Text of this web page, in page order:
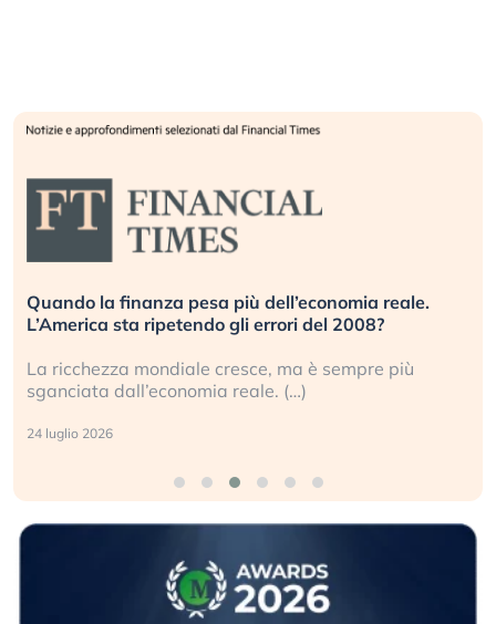
Quando la finanza pesa più dell’economia reale.
L’America sta ripetendo gli errori del 2008?
La ricchezza mondiale cresce, ma è sempre più
sganciata dall’economia reale. (…)
24 luglio 2026